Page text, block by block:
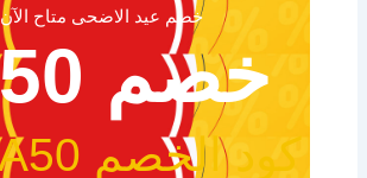
خصم عيد الاضحى متاح الآن
خصم 50%
كود الخصم ADHA50